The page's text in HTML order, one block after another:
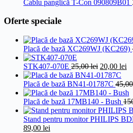
Cablu panglică T-Con 090809B01
Oferte speciale
Placă de bază XC269WJ (KC269)
STK407-070E 25,00lei Prețul
inițial
a
fost:
25,00 lei.
20,00 lei
Placă de bază BN41-01787C
Placă de bază 17MB140 - Bush
Stand pentru monitor PHILIPS
Prețul
89,00 lei